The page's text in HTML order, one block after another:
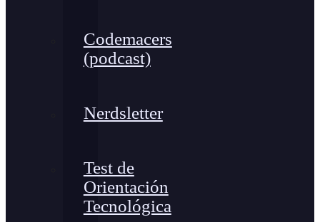
Codemacers
(podcast)
Nerdsletter
Test de
Orientación
Tecnológica